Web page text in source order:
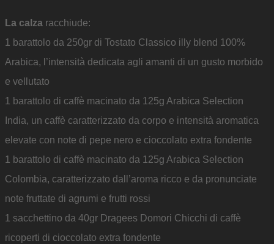
La calza racchiude:
1 barattolo da 250gr di Tostato Classico illy blend 100%
Arabica, l’intensità dedicata agli amanti di un gusto morbido
e vellutato
1 barattolo di caffè macinato da 125g Arabica Selection
India, un caffè caratterizzato da corpo e intensità aromatica
elevate con note di pepe nero e cioccolato extra fondente
1 barattolo di caffè macinato da 125g Arabica Selection
Colombia, caratterizzato dall’aroma ricco e da pronunciate
note fruttate di agrumi e frutti rossi
1 sacchettino da 40gr Dragees Domori Chicchi di caffè
ricoperti di cioccolato extra fondente